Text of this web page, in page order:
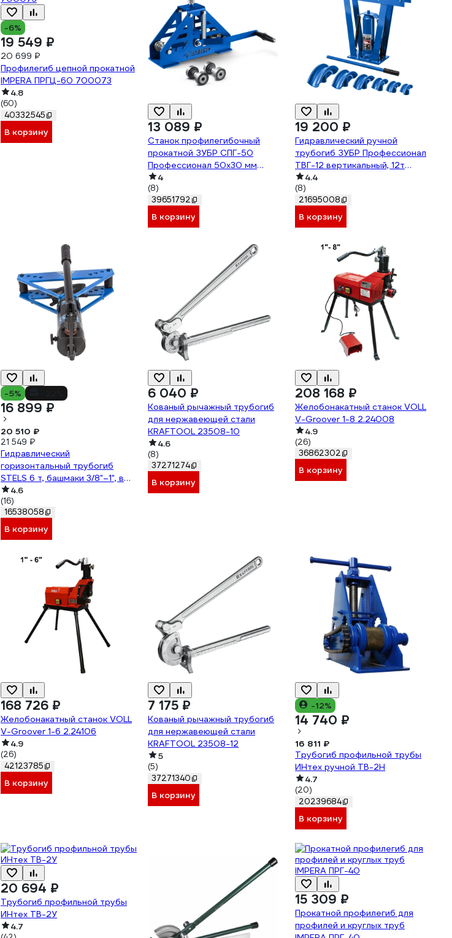
-6%
19 549 ₽
20 699 ₽
Профилегиб цепной прокатной
IMPERA ПРГЦ-60 700073
4.8
(60)
40332545
В корзину 13 089 ₽
Станок профилегибочный
прокатной ЗУБР СПГ-50
Профессионал 50x30 мм
23620-50
4
(8)
39651792
В корзину
19 200 ₽
Гидравлический ручной
трубогиб ЗУБР Профессионал
ТВГ-12 вертикальный, 12т
43078-12_z01
4.4
(8)
21695008
В корзину
-5%
16 899 ₽
20 510 ₽
21 549 ₽
Гидравлический
горизонтальный трубогиб
STELS 6 т, башмаки 3/8"–1", в
металлическом кейсе 18146
4.6
(16)
16538058
В корзину
6 040 ₽
Кованый рычажный трубогиб
для нержавеющей стали
KRAFTOOL 23508-10
4.6
(8)
37271274
В корзину
208 168 ₽
Желобонакатный станок VOLL
V-Groover 1-8 2.24008
4.9
(26)
36862302
В корзину
168 726 ₽
Желобонакатный станок VOLL
V-Groover 1-6 2.24106
4.9
(26)
42123785
В корзину
7 175 ₽
Кованый рычажный трубогиб
для нержавеющей стали
KRAFTOOL 23508-12
5
(5)
37271340
В корзину
-12%
14 740 ₽
16 811 ₽
Трубогиб профильной трубы
ИНтех ручной ТВ-2Н
4.7
(20)
20239684
В корзину
20 694 ₽
Трубогиб профильной трубы
ИНтех ТВ-2У
4.7
15 309 ₽
Прокатной профилегиб для
профилей и круглых труб